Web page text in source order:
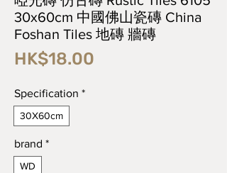
30x60cm 中國佛山瓷磚 China
Foshan Tiles 地磚 牆磚
HK$18.00
Specification *
30X60cm
brand *
WD